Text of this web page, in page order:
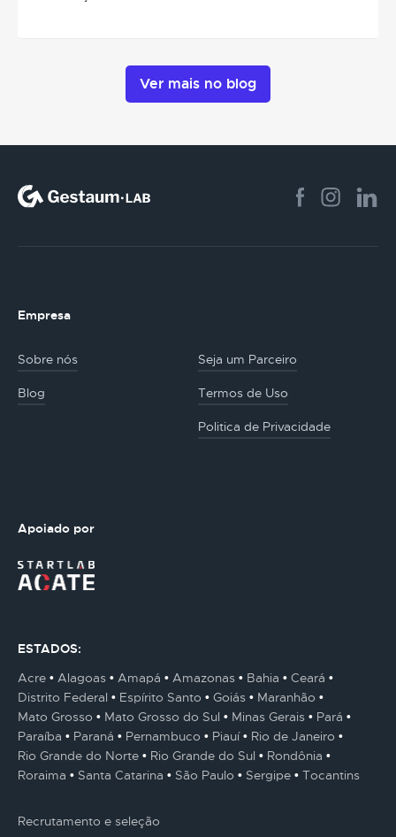
Ver mais no blog
Empresa
Sobre nós Seja um Parceiro
Blog Termos de Uso
Politica de Privacidade
Apoiado por
ESTADOS:
Acre
Alagoas Amapá Amazonas Bahia
Ceará
Distrito Federal
Espírito Santo Goiás
Maranhão
Mato Grosso
Mato Grosso do Sul Minas Gerais
Pará
Paraíba
Paraná Pernambuco Piauí
Rio de Janeiro
Rio Grande do Norte
Rio Grande do Sul
Rondônia
Roraima
Santa Catarina São Paulo Sergipe Tocantins
Recrutamento e seleção